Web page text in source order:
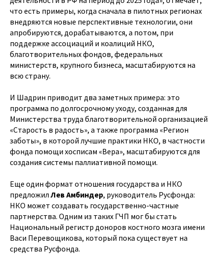
что есть примеры, когда сначала в пилотных регионах
внедряются новые перспективные технологии, они
апробируются, дорабатываются, а потом, при
поддержке ассоциаций и коалиций НКО,
благотворительных фондов, федеральных
министерств, крупного бизнеса, масштабируются на
всю страну.
И Шадрин приводит два заметных примера: это
программа по долгосрочному уходу, созданная для
Министерства труда благотворительной организацией
«Старость в радость», а также программа «Регион
заботы», в которой лучшие практики НКО, в частности
фонда помощи хосписам «Вера», масштабируются для
создания системы паллиативной помощи.
Еще один формат отношения государства и НКО
предложилЛев Амбиндер, руководитель Русфонда:
НКО может создавать государственно-частные
партнерства. Одним из таких ГЧП мог бы стать
Национальный регистр доноров костного мозга имени
Васи Перевощикова, который пока существует на
средства Русфонда.